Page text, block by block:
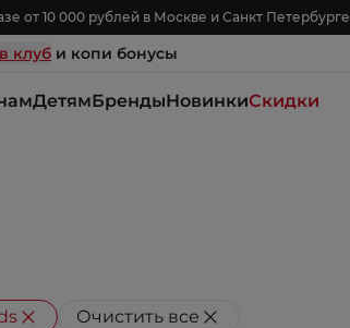
от 10 000 рублей в Москве и Санкт Петербурге
клуб и копи бонусы
ДетямБрендыНовинкиСкидки
Очистить все